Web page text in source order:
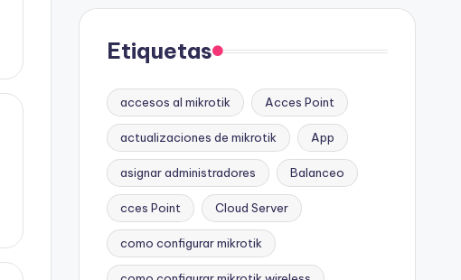
Etiquetas
accesos al mikrotik Acces Point
actualizaciones de mikrotik App
asignar administradores Balanceo
cces Point Cloud Server
como configurar mikrotik